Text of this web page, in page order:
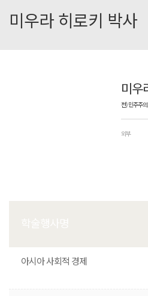
미우라 히로키 박사
미우
전) 민주주
외부
아시아 사회적 경제